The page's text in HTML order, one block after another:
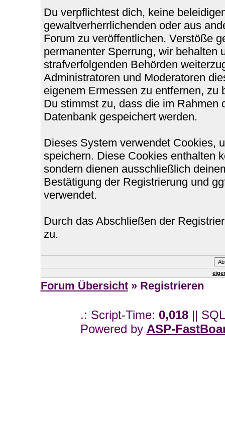
Du verpflichtest dich, keine
gewaltverherrlichenden oder aus
Forum zu veröffentlichen. Verstöße
permanenter Sperrung, wir behalten
strafverfolgenden Behörden
Administratoren und Moderatoren
eigenem Ermessen zu entfernen, zu
Du stimmst zu, dass die im Rahmen
Datenbank gespeichert werden.
Dieses System verwendet Cookies,
speichern. Diese Cookies enthalten
sondern dienen ausschließlich
Bestätigung der Registrierung und
verwendet.
Durch das Abschließen der
zu.
Forum Übersicht» Registrieren
.: Script-Time: 0,018||
Powered by ASP-